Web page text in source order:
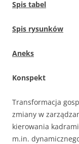
Spis tabel
Spis rysunków
Aneks
Konspekt
Transformacja
zmiany w
kierowania
m.in.